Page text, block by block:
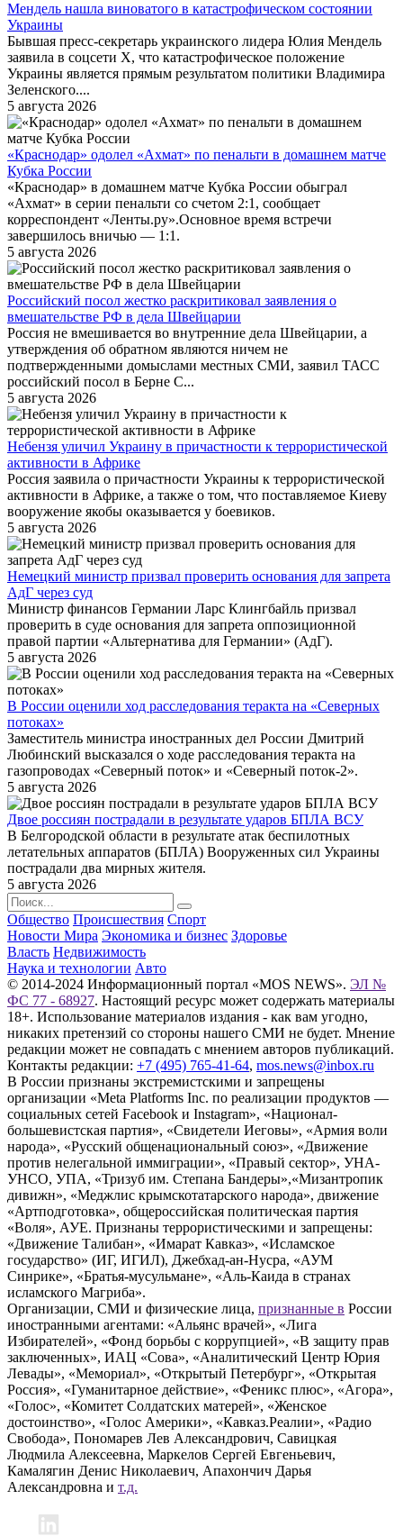
Мендель нашла виноватого в катастрофическом состоянии
Украины
Бывшая пресс-секретарь украинского лидера Юлия Мендель
заявила в соцсети X, что катастрофическое положение
Украины является прямым результатом политики Владимира
Зеленского....
5 августа 2026
«Краснодар» одолел «Ахмат» по пенальти в домашнем матче
Кубка России
«Краснодар» в домашнем матче Кубка России обыграл
«Ахмат» в серии пенальти со счетом 2:1, сообщает
корреспондент «Ленты.ру».Основное время встречи
завершилось вничью — 1:1.
5 августа 2026
Российский посол жестко раскритиковал заявления о
вмешательстве РФ в дела Швейцарии
Россия не вмешивается во внутренние дела Швейцарии, а
утверждения об обратном являются ничем не
подтвержденными домыслами местных СМИ, заявил ТАСС
российский посол в Берне С...
5 августа 2026
Небензя уличил Украину в причастности к террористической
активности в Африке
Россия заявила о причастности Украины к террористической
активности в Африке, а также о том, что поставляемое Киеву
вооружение якобы оказывается у боевиков.
5 августа 2026
Немецкий министр призвал проверить основания для запрета
АдГ через суд
Министр финансов Германии Ларс Клингбайль призвал
проверить в суде основания для запрета оппозиционной
правой партии «Альтернатива для Германии» (АдГ).
5 августа 2026
В России оценили ход расследования теракта на «Северных
потоках»
Заместитель министра иностранных дел России Дмитрий
Любинский высказался о ходе расследования теракта на
газопроводах «Северный поток» и «Северный поток-2».
5 августа 2026
Двое россиян пострадали в результате ударов БПЛА ВСУ
В Белгородской области в результате атак беспилотных
летательных аппаратов (БПЛА) Вооруженных сил Украины
пострадали два мирных жителя.
5 августа 2026
Общество Происшествия Спорт
Новости Мира Экономика и бизнес Здоровье
Власть Недвижимость
Наука и технологии Авто
© 2014-2024 Информационный портал «MOS NEWS». ЭЛ №
ФС 77 - 68927. Настоящий ресурс может содержать материалы
18+. Использование материалов издания - как вам угодно,
никаких претензий со стороны нашего СМИ не будет. Мнение
редакции может не совпадать с мнением авторов публикаций.
Контакты редакции: +7 (495) 765-41-64, mos.news@inbox.ru
В России признаны экстремистскими и запрещены
организации «Meta Platforms Inc. по реализации продуктов —
социальных сетей Facebook и Instagram», «Национал-
большевистская партия», «Свидетели Иеговы», «Армия воли
народа», «Русский общенациональный союз», «Движение
против нелегальной иммиграции», «Правый сектор», УНА-
УНСО, УПА, «Тризуб им. Степана Бандеры»,«Мизантропик
дивижн», «Меджлис крымскотатарского народа», движение
«Артподготовка», общероссийская политическая партия
«Воля», АУЕ. Признаны террористическими и запрещены:
«Движение Талибан», «Имарат Кавказ», «Исламское
государство» (ИГ, ИГИЛ), Джебхад-ан-Нусра, «АУМ
Синрике», «Братья-мусульмане», «Аль-Каида в странах
исламского Магриба».
Организации, СМИ и физические лица, признанные в России
иностранными агентами: «Альянс врачей», «Лига
Избирателей», «Фонд борьбы с коррупцией», «В защиту прав
заключенных», ИАЦ «Сова», «Аналитический Центр Юрия
Левады», «Мемориал», «Открытый Петербург», «Открытая
Россия», «Гуманитарное действие», «Феникс плюс», «Агора»,
«Голос», «Комитет Солдатских матерей», «Женское
достоинство», «Голос Америки», «Кавказ.Реалии», «Радио
Свобода», Пономарев Лев Александрович, Савицкая
Людмила Алексеевна, Маркелов Сергей Евгеньевич,
Камалягин Денис Николаевич, Апахончич Дарья
Александровна и т.д.